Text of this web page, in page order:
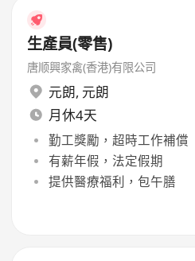
生產員(零售)
唐顺興家禽(香港)有限公司
元朗, 元朗
月休4天
勤工獎勵，超時工作補償
有薪年假，法定假期
提供醫療福利，包午膳